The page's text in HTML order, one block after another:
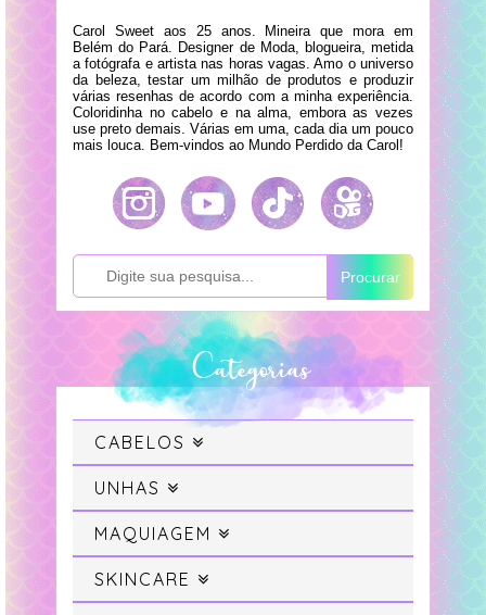
Carol Sweet aos 25 anos. Mineira que mora em
Belém do Pará. Designer de Moda, blogueira, metida
a fotógrafa e artista nas horas vagas. Amo o universo
da beleza, testar um milhão de produtos e produzir
várias resenhas de acordo com a minha experiência.
Coloridinha no cabelo e na alma, embora as vezes
use preto demais. Várias em uma, cada dia um pouco
mais louca. Bem-vindos ao Mundo Perdido da Carol!
Procurar
Categorias
CABELOS
Cabelo
Cabelo Colorido
Projeto Sereia
UNHAS
Swatches
Unhas da Semana
MAQUIAGEM
Maquiagem
SKINCARE